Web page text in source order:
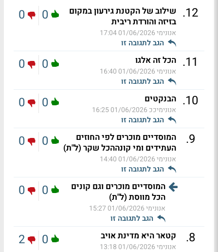
12
. שילוב של הקטנת גירעון במקום
בזיזה והורדת ריבית
אנונימי01/06/2026 17:04
הגב לתגובה זו
0
0
11
. הכל זה אלגו
אנונימי01/06/2026 16:40
הגב לתגובה זו
0
0
10
. הבנקטים
אנונימיככ01/06/2026 16:25
הגב לתגובה זו
0
0
9
.
המוסדיים מוכרים לפי החוזים
העתידים ומי קונההכל שקר (ל"ת)
אנונימי01/06/2026 14:40
הגב לתגובה זו
0
0
המוסדיים מוכרים וגם קונים
הכל מווסת (ל"ת)
אנונימי01/06/2026 15:27
הגב לתגובה זו
0
0
8
. קטאר היא מדינת אויב
אנונימי01/06/2026 13:18
0
2